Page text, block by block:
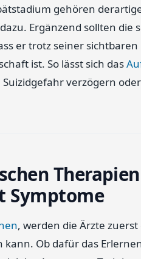
gehören
Ergänzend sollten die
er trotz seiner
ist. So lässt sich das
verzögern
Symptome
, werden die Ärzte
Ob dafür das